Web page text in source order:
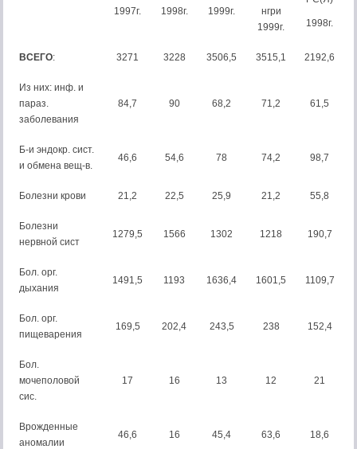
1997г. 1998г. 1999г.
нгри
1999г.
1998г.
ВСЕГО: 3271 3228 3506,5 3515,1 2192,6
Из них: инф. и
параз.
заболевания
84,7 90 68,2 71,2 61,5
Б-и эндокр. сист.
и обмена вещ-в.
46,6 54,6 78 74,2 98,7
Болезни крови 21,2 22,5 25,9 21,2 55,8
Болезни
нервной сист
1279,5 1566 1302 1218 190,7
Бол. орг.
дыхания
1491,5 1193 1636,4 1601,5 1109,7
Бол. орг.
пищеварения
169,5 202,4 243,5 238 152,4
Бол.
мочеполовой
сис.
17 16 13 12 21
Врожденные
аномалии
46,6 16 45,4 63,6 18,6